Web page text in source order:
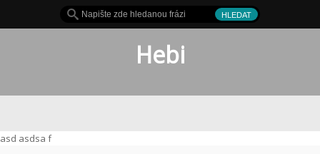
Hebi
asd asdsa f